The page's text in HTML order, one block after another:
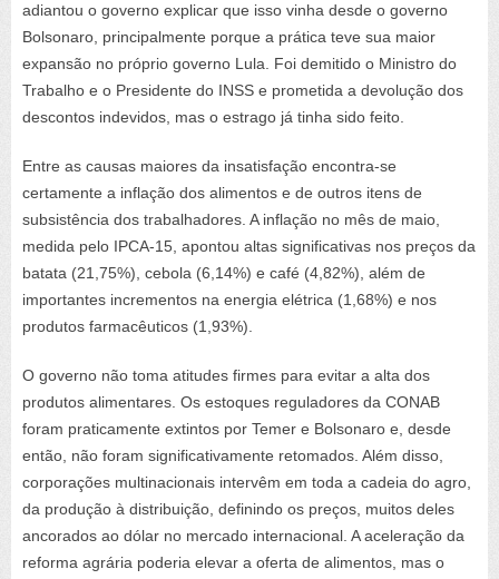
adiantou o governo explicar que isso vinha desde o governo
Bolsonaro, principalmente porque a prática teve sua maior
expansão no próprio governo Lula. Foi demitido o Ministro do
Trabalho e o Presidente do INSS e prometida a devolução dos
descontos indevidos, mas o estrago já tinha sido feito.
Entre as causas maiores da insatisfação encontra-se
certamente a inflação dos alimentos e de outros itens de
subsistência dos trabalhadores. A inflação no mês de maio,
medida pelo IPCA-15, apontou altas significativas nos preços da
batata (21,75%), cebola (6,14%) e café (4,82%), além de
importantes incrementos na energia elétrica (1,68%) e nos
produtos farmacêuticos (1,93%).
O governo não toma atitudes firmes para evitar a alta dos
produtos alimentares. Os estoques reguladores da CONAB
foram praticamente extintos por Temer e Bolsonaro e, desde
então, não foram significativamente retomados. Além disso,
corporações multinacionais intervêm em toda a cadeia do agro,
da produção à distribuição, definindo os preços, muitos deles
ancorados ao dólar no mercado internacional. A aceleração da
reforma agrária poderia elevar a oferta de alimentos, mas o